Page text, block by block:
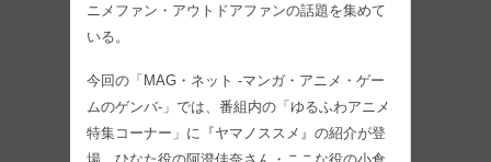
ニメファン・アウトドアファンの話題を集めて
いる。
今回の「MAG・ネット -マンガ・アニメ・ゲー
ムのゲンバ-」では、番組内の「ゆるふわアニメ
特集コーナー」に『ヤマノススメ』の紹介が登